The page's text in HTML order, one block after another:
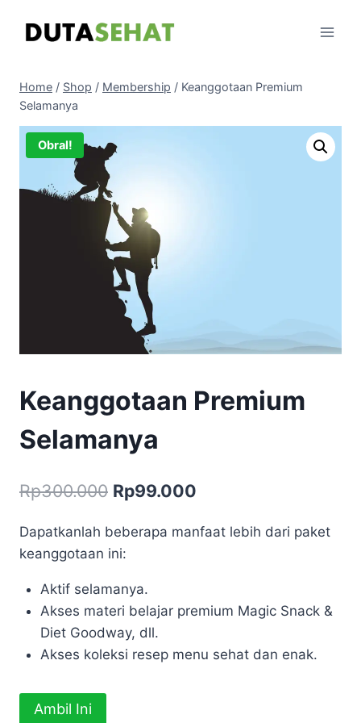
Home / Shop / Membership / Keanggotaan Premium
Selamanya
Obral!
Keanggotaan Premium
Selamanya
Rp300.000 Harga
adalah:
Rp99.000
ini
Dapatkanlah beberapa manfaat lebih dari paket
keanggotaan ini:
Aktif selamanya.
Akses materi belajar premium Magic Snack &
Diet Goodway, dll.
Akses koleksi resep menu sehat dan enak.
Kuantitas
Ambil Ini